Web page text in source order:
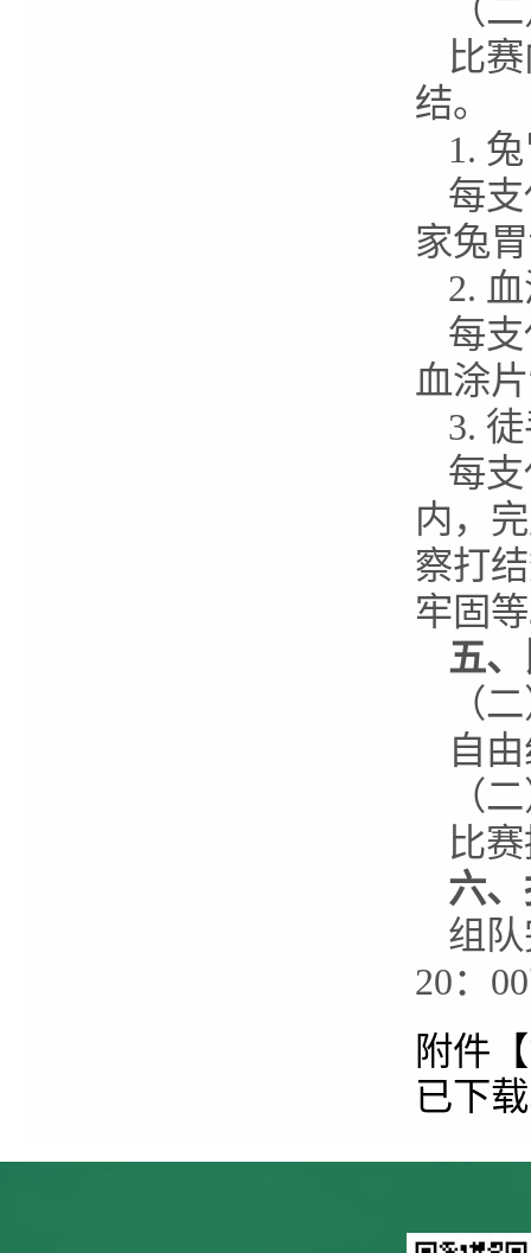
（
比
结。
1.
每
家兔
2.
每
血涂
3.
每
内，
察打
牢固
五
（
自
（
比
六
组
20：
附件【
已下载